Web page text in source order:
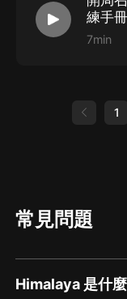
練手
7min
1
常見問題
Himalaya 是什麼